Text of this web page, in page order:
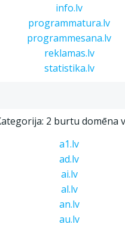
info.lv
programmatura.lv
programmesana.lv
reklamas.lv
statistika.lv
2 burtu domēna
a1.lv
ad.lv
ai.lv
al.lv
an.lv
au.lv